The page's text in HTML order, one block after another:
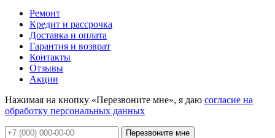
Ремонт
Кредит и рассрочка
Доставка и оплата
Гарантия и возврат
Контакты
Отзывы
Акции
Нажимая на кнопку «Перезвоните мне», я даю согласие на
обработку персональных данных